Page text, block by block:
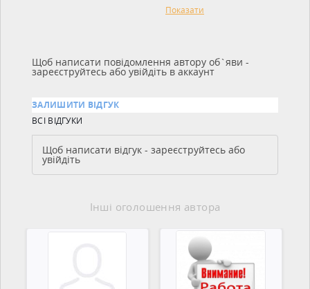
Показати
Щоб написати повідомлення автору об`яви -
зареєструйтесь або увійдіть в аккаунт
ЗАЛИШИТИ ВІДГУК
ВСІ ВІДГУКИ
Щоб написати відгук - зареєструйтесь або
увійдіть
Інші оголошення автора